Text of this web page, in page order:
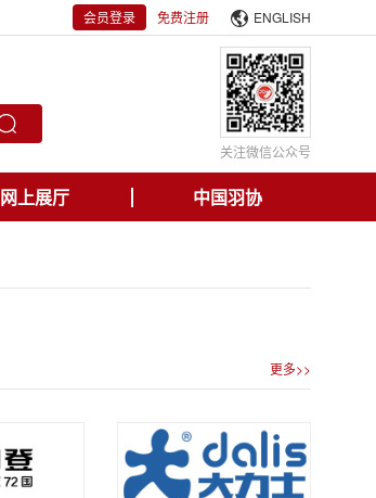
会员登录 免费注册 ENGLISH
关注微信公众号
网上展厅 中国羽协
更多>>